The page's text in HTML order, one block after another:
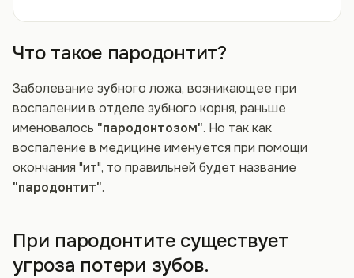
Что такое пародонтит?
Заболевание зубного ложа, возникающее при
воспалении в отделе зубного корня, раньше
именовалось "пародонтозом". Но так как
воспаление в медицине именуется при помощи
окончания "ит", то правильней будет название
"пародонтит".
При пародонтите существует
угроза потери зубов.